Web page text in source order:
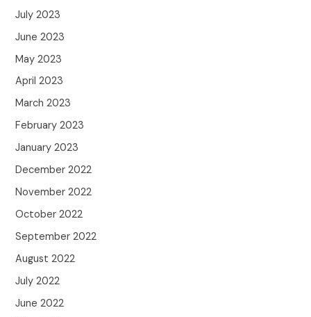
July 2023
June 2023
May 2023
April 2023
March 2023
February 2023
January 2023
December 2022
November 2022
October 2022
September 2022
August 2022
July 2022
June 2022